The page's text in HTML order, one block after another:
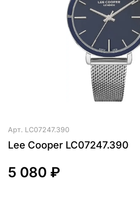
Арт. LC07247.390
Lee Cooper LC07247.390
5 080 ₽